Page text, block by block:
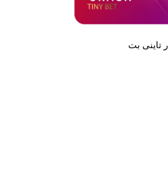
تاینی بت